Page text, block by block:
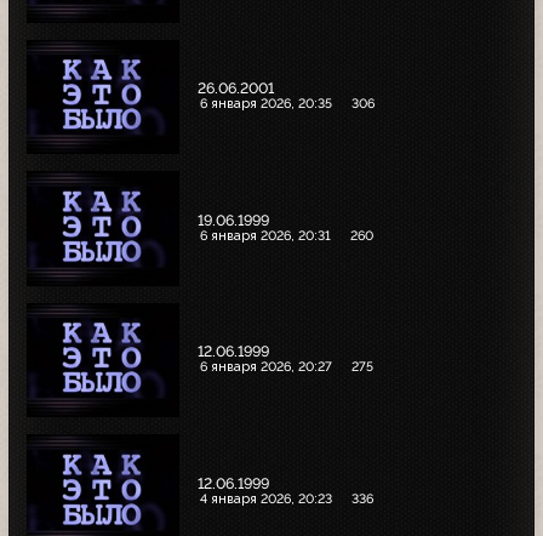
26.06.2001
6 января 2026, 20:35 306
19.06.1999
6 января 2026, 20:31 260
12.06.1999
6 января 2026, 20:27 275
12.06.1999
4 января 2026, 20:23 336